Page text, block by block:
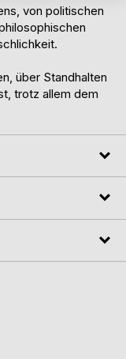
von politischen
über Standhalten
trotz allem dem